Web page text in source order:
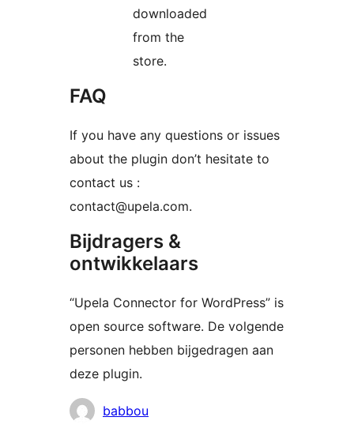
downloaded
from the
store.
FAQ
If you have any questions or issues
about the plugin don’t hesitate to
contact us :
contact@upela.com.
Bijdragers &
ontwikkelaars
“Upela Connector for WordPress” is
open source software. De volgende
personen hebben bijgedragen aan
deze plugin.
Bijdragers
babbou